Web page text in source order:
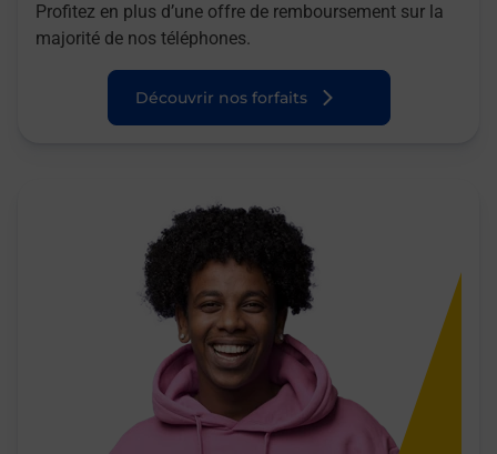
Profitez en plus d’une offre de remboursement sur la
majorité de nos téléphones.
Découvrir nos forfaits